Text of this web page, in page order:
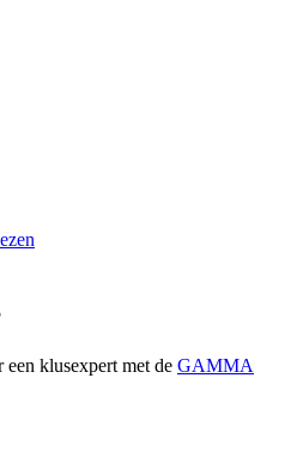
klusexpert met de GAMMA